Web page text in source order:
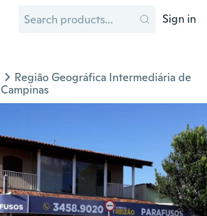
Sign in
Região Geográfica Intermediária de
Campinas